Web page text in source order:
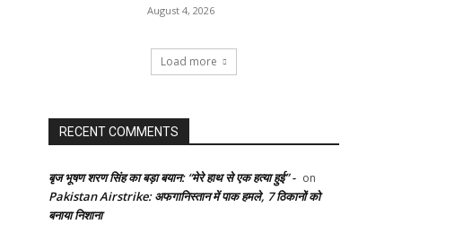
August 4, 2026
Load more
RECENT COMMENTS
बृज भूषण शरण सिंह का बड़ा बयान: “मेरे हाथ से एक हत्या हुई” - on
Pakistan Airstrike: अफगानिस्तान में पाक हमले, 7 ठिकानों को
बनाया निशाना